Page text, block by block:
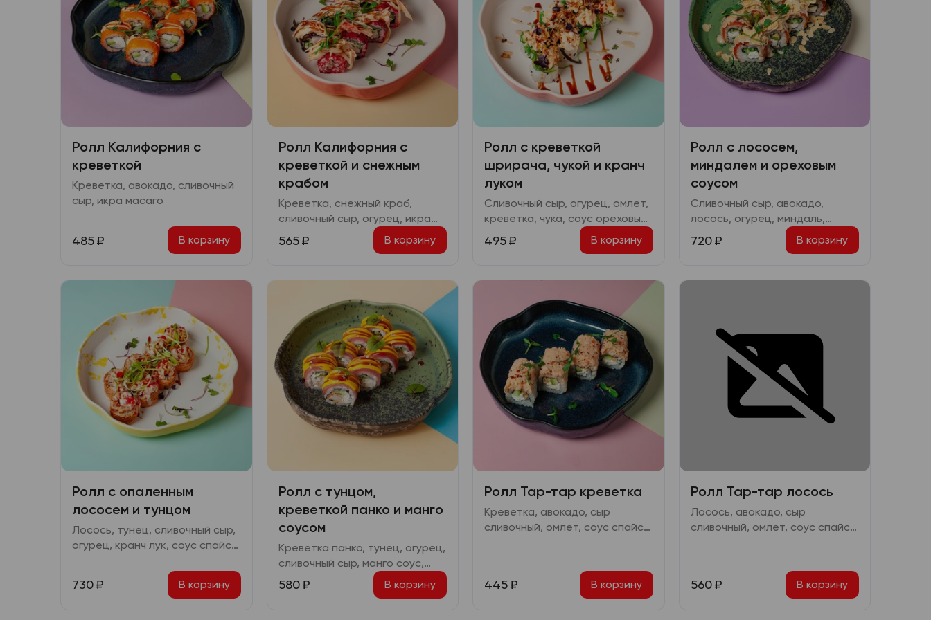
Ролл Калифорния с
креветкой
Креветка, авокадо, сливочный
сыр, икра масаго
485₽ В корзину
Ролл Калифорния с
креветкой и снежным
крабом
Креветка, снежный краб,
сливочный сыр, огурец, икра
масаго, соус спайси, соус
терияки
565 ₽ В корзину
Ролл с креветкой
шрирача, чукой и кранч
луком
Сливочный сыр, огурец, омлет,
креветка, чука, соус ореховый,
соус шрирача, соус терияки,
соус спайси, кранч лук
495₽ В корзину
Ролл с лососем,
миндалем и ореховым
соусом
Сливочный сыр, авокадо,
лосось, огурец, миндаль,
ореховый соус
720 ₽ В корзину
Ролл с опаленным
лососем и тунцом
Лосось, тунец, сливочный сыр,
огурец, кранч лук, соус спайси,
730₽ В корзину
Ролл с тунцом,
креветкой панко и манго
соусом
Креветка панко, тунец, огурец,
сливочный сыр, манго соус,
соус терияки
580 ₽ В корзину
Ролл Тар-тар креветка
Креветка, авокадо, сыр
сливочный, омлет, соус спайси,
445₽ В корзину
Ролл Тар-тар лосось
Лосось, авокадо, сыр
сливочный, омлет, соус спайси,
560 ₽ В корзину